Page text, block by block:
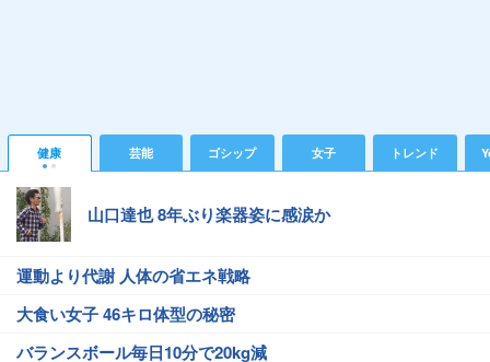
健康 芸能 ゴシップ 女子 トレンド
山口達也 8年ぶり楽器姿に感涙か
運動より代謝 人体の省エネ戦略
大食い女子 46キロ体型の秘密
バランスボール毎日10分で20kg減